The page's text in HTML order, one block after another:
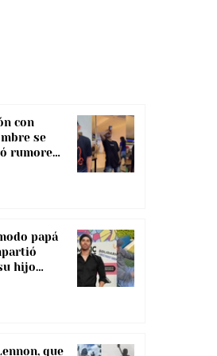
con
se
rumores
papá
hijo
que